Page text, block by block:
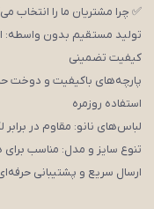
✅ چرا مشتریان ما را انتخاب
تولید مستقیم بدون واسطه:
کیفیت تضمینی
پارچه‌های باکیفیت و دوخت
استفاده روزمره
لباس‌های نانو: مقاوم در برابر
تنوع سایز و مدل: مناسب برای
ارسال سریع و پشتیبانی